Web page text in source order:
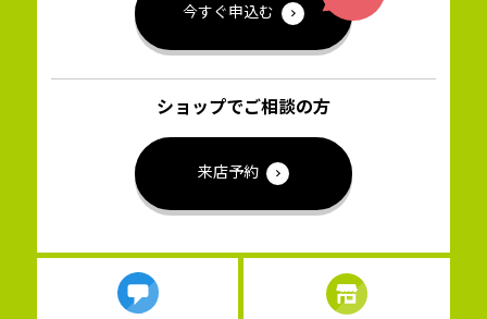
今すぐ申込む
ショップでご相談の方
来店予約